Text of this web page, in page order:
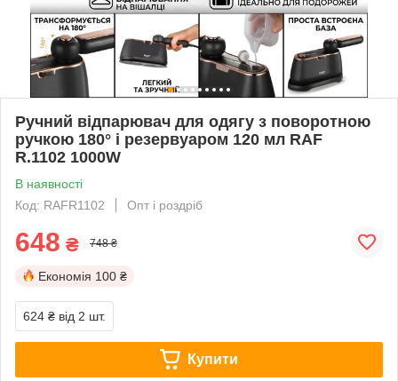
Ручний відпарювач для одягу з поворотною
ручкою 180° і резервуаром 120 мл RAF
R.1102 1000W
В наявності
Код: RAFR1102
Опт і роздріб
648 ₴ 748 ₴
Економія 100 ₴
624 ₴ від 2 шт.
Купити